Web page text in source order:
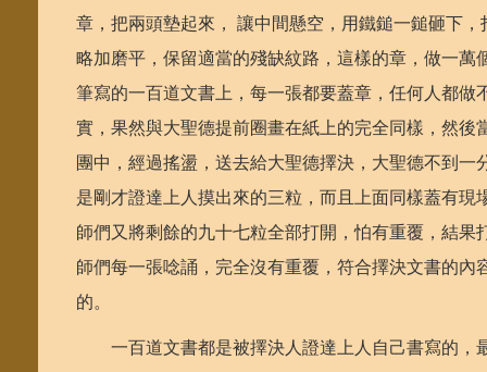
章，把兩頭墊起來， 讓中間懸空，用鐵鎚一鎚砸下
略加磨平，保留適當的殘缺紋路，這樣的章，做一
筆寫的一百道文書上，每一張都要蓋章，任何人都
實，果然與大聖德提前圈畫在紙上的完全同樣，然
團中，經過搖盪，送去給大聖德擇決，大聖德不到
是剛才證達上人摸出來的三粒，而且上面同樣蓋有
師們又將剩餘的九十七粒全部打開，怕有重覆，結
師們每一張唸誦，完全沒有重覆，符合擇決文書的
的。
一百道文書都是被擇決人證達上人自己書寫的，